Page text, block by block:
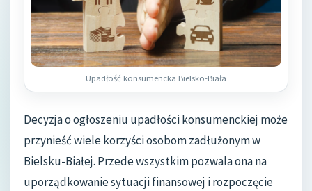
Upadłość konsumencka Bielsko-Biała
Decyzja o ogłoszeniu upadłości konsumenckiej może
przynieść wiele korzyści osobom zadłużonym w
Bielsku-Białej. Przede wszystkim pozwala ona na
uporządkowanie sytuacji finansowej i rozpoczęcie